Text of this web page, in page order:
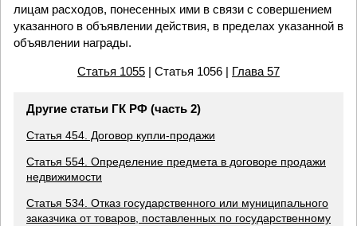
лицам расходов, понесенных ими в связи с совершением
указанного в объявлении действия, в пределах указанной в
объявлении награды.
Статья 1055| Статья 1056 | Глава 57
Другие статьи ГК РФ (часть 2)
Статья 454. Договор купли-продажи
Статья 554. Определение предмета в договоре продажи
недвижимости
Статья 534. Отказ государственного или муниципального
заказчика от товаров, поставленных по государственному